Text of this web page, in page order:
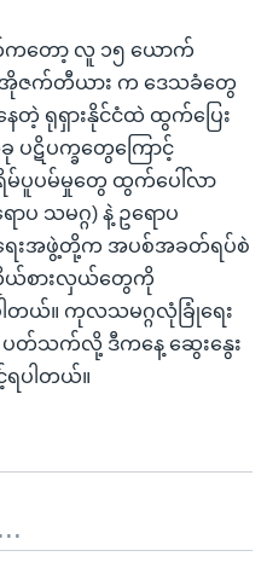
ကတော့ လူ ၁၅ ယောက်
အိုဇက်တီယား က ဒေသခံတွေ
တဲ့ ရုရှားနိုင်ငံထဲ ထွက်ပြေး
ပဋိပက္ခတွေကြောင့်
မ်ပူပမ်မှုတွေ ထွက်ပေါ်လာ
ာပ သမဂ္ဂ) နဲ့ ဥရောပ
ရေးအဖွဲ့တို့က အပစ်အခတ်ရပ်စဲ
ကိုယ်စားလှယ်တွေကို
တယ်။ ကုလသမဂ္ဂလုံခြုံရေး
ပတ်သက်လို့ ဒီကနေ့ ဆွေးနွေး
ရပါတယ်။